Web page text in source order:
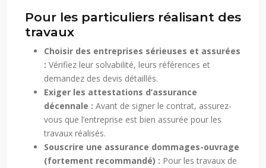
Pour les particuliers réalisant des
travaux
Choisir des entreprises sérieuses et assurées
: Vérifiez leur solvabilité, leurs références et
demandez des devis détaillés.
Exiger les attestations d’assurance
décennale : Avant de signer le contrat, assurez-
vous que l’entreprise est bien assurée pour les
travaux réalisés.
Souscrire une assurance dommages-ouvrage
(fortement recommandé) : Pour les travaux de